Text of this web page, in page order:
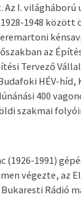
I. világháború
1948
az
Tervező
HÉV-híd,
400
szakmai
(1926-1991)
végezte, az
Rádió